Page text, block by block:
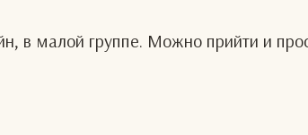
в малой группе. Можно прийти и